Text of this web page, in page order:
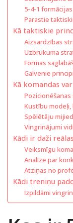
5-4-1
Parastie
Kā taktiskie
Aizsardzības
Uzbrukuma
Formas
Galvenie
Kā komandas
Kustību
Spēlētāju
Vingrinājumi
Kādi ir daži
Veiksmīgu
Analīze par
Atziņas no
Kādi treniņu
Izpildāmi